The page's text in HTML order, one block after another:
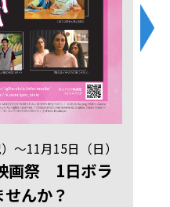
～11月15日（日）
画祭 1日ボラ
んか？